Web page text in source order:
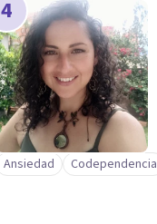
4
Ansiedad Codependencia